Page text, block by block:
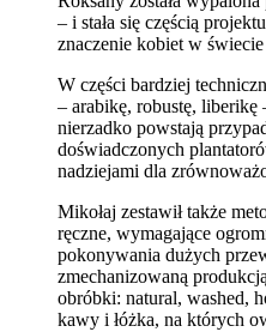
– i stała się częścią
znaczenie kobiet w
W części bardziej
– arabikę, robustę,
nierzadko powstają
doświadczonych
nadziejami dla
Mikołaj zestawił także
ręczne, wymagające
pokonywania dużych
zmechanizowaną
obróbki: natural, washed,
kawy i łóżka, na których